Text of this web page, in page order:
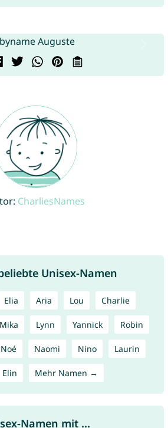
CharliesNames
Unisex-Namen
Elia Aria Lou Charlie
Mika Lynn Yannick Robin
Noé Naomi Nino Laurin
Elin Mehr Namen →
Namen mit ...